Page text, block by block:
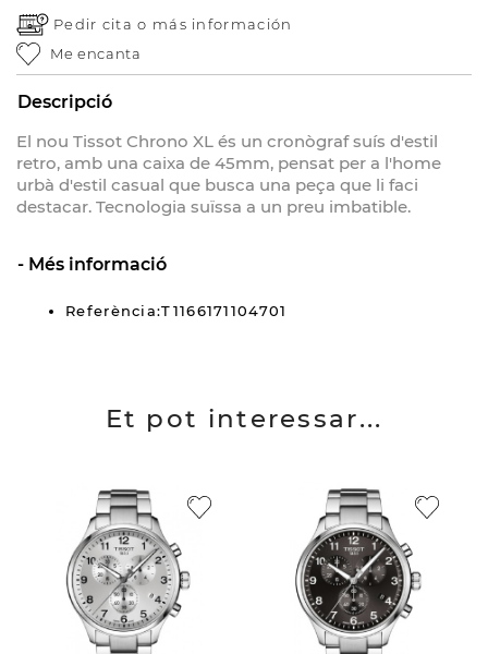
Pedir cita o más información
Me encanta
Descripció
El nou Tissot Chrono XL és un cronògraf suís d'estil
retro, amb una caixa de 45mm, pensat per a l'home
urbà d'estil casual que busca una peça que li faci
destacar. Tecnologia suïssa a un preu imbatible.
Més informació
Referència:T1166171104701
Et pot interessar...